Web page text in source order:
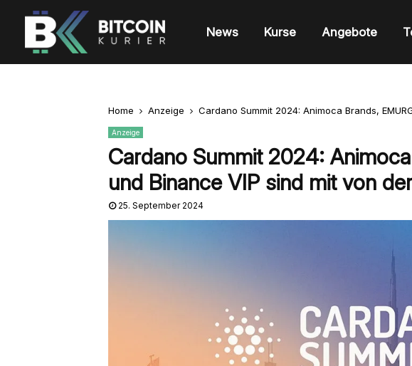
News Kurse Angebote
Home Anzeige Cardano Summit 2024: Animoca Brands,
Anzeige
Cardano Summit 2024:
und Binance VIP sind mit von
25. September 2024